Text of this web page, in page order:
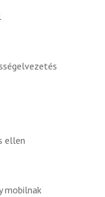
ellen
mobilnak